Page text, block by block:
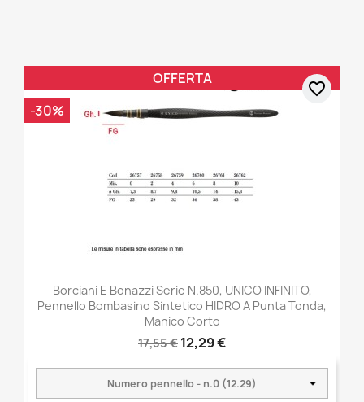
Borciani E Bonazzi Serie N.850, UNICO INFINITO,
Pennello Bombasino Sintetico HIDRO A Punta Tonda,
Manico Corto
17,55 € 12,29 €
OFFERTA
-30%
favorite_border